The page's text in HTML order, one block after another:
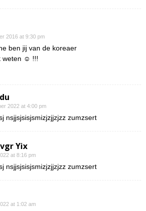
2016 at 9:30 pm
ben jij van de koreaer
weten ☺ !!!
2022 at 4:00 pm
nsjjsjsisjsmizjzjjzjzz zumzsert
Yix
at 8:16 pm
nsjjsjsisjsmizjzjjzjzz zumzsert
at 1:02 am